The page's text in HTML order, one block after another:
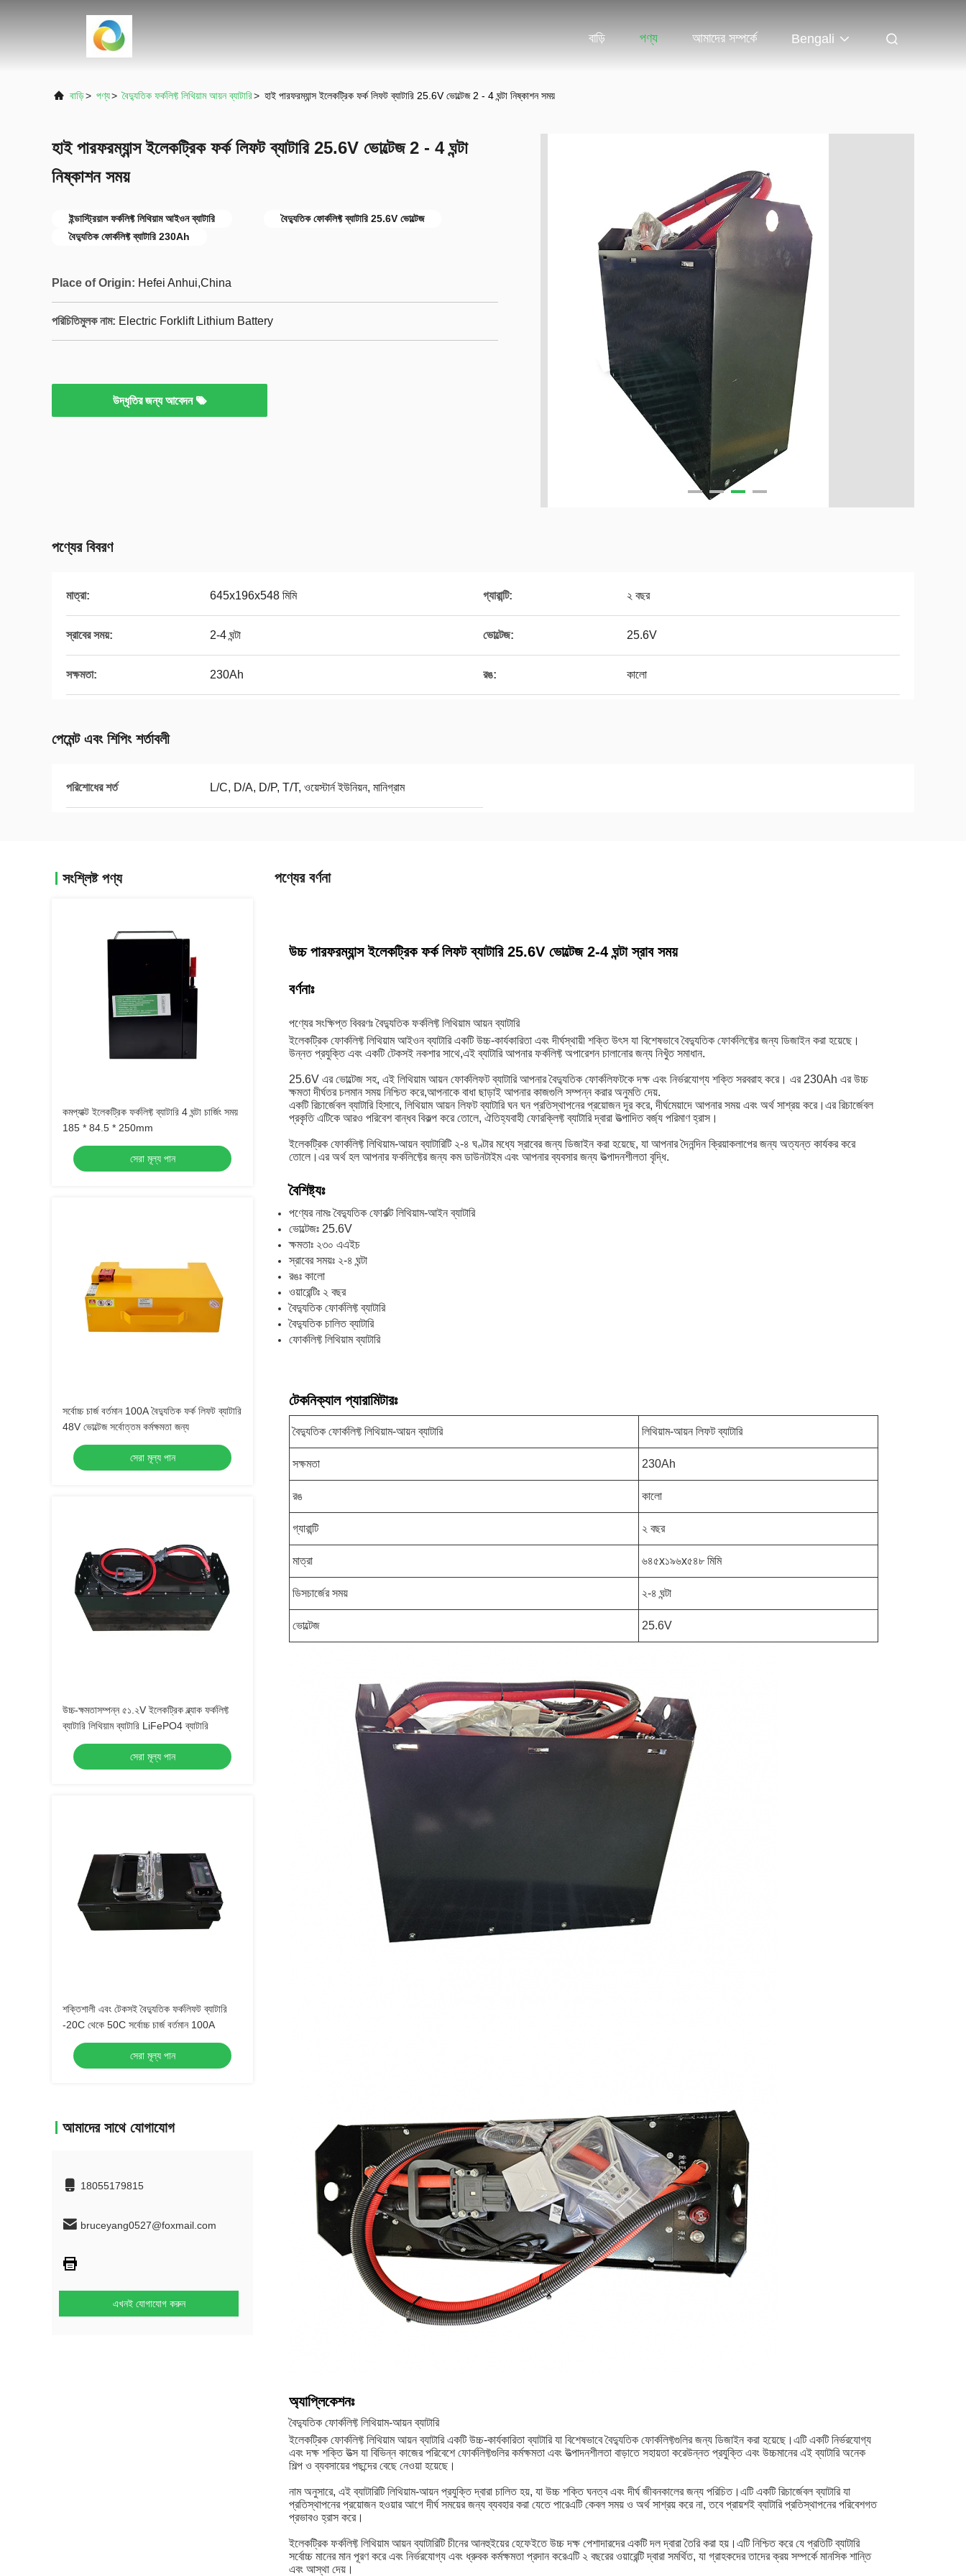
বাড়ি পণ্য আমাদের সম্পর্কে Bengali
বাড়ি> পণ্য> বৈদ্যুতিক ফর্কলিফ্ট লিথিয়াম আয়ন ব্যাটারি> হাই পারফরম্যান্স ইলেকট্রিক ফর্ক লিফট ব্যাটারি 25.6V ভোল্টেজ 2 - 4 ঘন্টা নিষ্কাশন সময়
হাই পারফরম্যান্স ইলেকট্রিক ফর্ক লিফট ব্যাটারি 25.6V ভোল্টেজ 2 - 4 ঘন্টা
নিষ্কাশন সময়
ইন্ডাস্ট্রিয়াল ফর্কলিফ্ট লিথিয়াম আইওন ব্যাটারি
বৈদ্যুতিক ফোর্কলিফ্ট ব্যাটারি 25.6V ভোল্টেজ
বৈদ্যুতিক ফোর্কলিফ্ট ব্যাটারি 230Ah
Place of Origin: Hefei Anhui,China
পরিচিতিমুলক নাম: Electric Forklift Lithium Battery
উদ্ধৃতির জন্য আবেদন
পণ্যের বিবরণ
মাত্রা: 645x196x548 মিমি গ্যারান্টি: ২ বছর
স্রাবের সময়: 2-4 ঘন্টা ভোল্টেজ: 25.6V
সক্ষমতা: 230Ah রঙ: কালো
পেমেন্ট এবং শিপিং শর্তাবলী
পরিশোধের শর্ত L/C, D/A, D/P, T/T, ওয়েস্টার্ন ইউনিয়ন, মানিগ্রাম
সংশ্লিষ্ট পণ্য
কমপ্যাক্ট ইলেকট্রিক ফর্কলিফ্ট ব্যাটারি 4 ঘন্টা চার্জিং সময়
185 * 84.5 * 250mm
সেরা মূল্য পান
সর্বোচ্চ চার্জ বর্তমান 100A বৈদ্যুতিক ফর্ক লিফট ব্যাটারি
48V ভোল্টেজ সর্বোত্তম কর্মক্ষমতা জন্য
সেরা মূল্য পান
উচ্চ-ক্ষমতাসম্পন্ন ৫১.২V ইলেকট্রিক ব্ল্যাক ফর্কলিফ্ট
ব্যাটারি লিথিয়াম ব্যাটারি LiFePO4 ব্যাটারি
সেরা মূল্য পান
শক্তিশালী এবং টেকসই বৈদ্যুতিক ফর্কলিফট ব্যাটারি
-20C থেকে 50C সর্বোচ্চ চার্জ বর্তমান 100A
সেরা মূল্য পান
আমাদের সাথে যোগাযোগ
18055179815
bruceyang0527@foxmail.com
এখনই যোগাযোগ করুন
পণ্যের বর্ণনা
উচ্চ পারফরম্যান্স ইলেকট্রিক ফর্ক লিফট ব্যাটারি 25.6V ভোল্টেজ 2-4 ঘন্টা স্রাব সময়
বর্ণনাঃ
পণ্যের সংক্ষিপ্ত বিবরণঃ বৈদ্যুতিক ফর্কলিফ্ট লিথিয়াম আয়ন ব্যাটারি
ইলেকট্রিক ফোর্কলিফ্ট লিথিয়াম আইওন ব্যাটারি একটি উচ্চ-কার্যকারিতা এবং দীর্ঘস্থায়ী শক্তি উৎস যা বিশেষভাবে বৈদ্যুতিক ফোর্কলিফ্টের জন্য ডিজাইন করা হয়েছে।
উন্নত প্রযুক্তি এবং একটি টেকসই নকশার সাথে,এই ব্যাটারি আপনার ফর্কলিফ্ট অপারেশন চালানোর জন্য নিখুঁত সমাধান.
25.6V এর ভোল্টেজ সহ, এই লিথিয়াম আয়ন ফোর্কলিফট ব্যাটারি আপনার বৈদ্যুতিক ফোর্কলিফটকে দক্ষ এবং নির্ভরযোগ্য শক্তি সরবরাহ করে। এর 230Ah এর উচ্চ
ক্ষমতা দীর্ঘতর চলমান সময় নিশ্চিত করে,আপনাকে বাধা ছাড়াই আপনার কাজগুলি সম্পন্ন করার অনুমতি দেয়.
একটি রিচার্জেবল ব্যাটারি হিসাবে, লিথিয়াম আয়ন লিফট ব্যাটারি ঘন ঘন প্রতিস্থাপনের প্রয়োজন দূর করে, দীর্ঘমেয়াদে আপনার সময় এবং অর্থ সাশ্রয় করে।এর রিচার্জেবল
প্রকৃতি এটিকে আরও পরিবেশ বান্ধব বিকল্প করে তোলে, ঐতিহ্যবাহী ফোরক্লিফ্ট ব্যাটারি দ্বারা উত্পাদিত বর্জ্য পরিমাণ হ্রাস।
ইলেকট্রিক ফোর্কলিফ্ট লিথিয়াম-আয়ন ব্যাটারিটি ২-৪ ঘণ্টার মধ্যে স্রাবের জন্য ডিজাইন করা হয়েছে, যা আপনার দৈনন্দিন ক্রিয়াকলাপের জন্য অত্যন্ত কার্যকর করে
তোলে।এর অর্থ হল আপনার ফর্কলিফ্টের জন্য কম ডাউনটাইম এবং আপনার ব্যবসার জন্য উত্পাদনশীলতা বৃদ্ধি.
বৈশিষ্ট্যঃ
পণ্যের নামঃ বৈদ্যুতিক ফোর্কল্ট লিথিয়াম-আইন ব্যাটারি
ভোল্টেজঃ 25.6V
ক্ষমতাঃ ২৩০ এএইচ
স্রাবের সময়ঃ ২-৪ ঘন্টা
রঙঃ কালো
ওয়ারেন্টিঃ ২ বছর
বৈদ্যুতিক ফোর্কলিফ্ট ব্যাটারি
বৈদ্যুতিক চালিত ব্যাটারি
ফোর্কলিফ্ট লিথিয়াম ব্যাটারি
টেকনিক্যাল প্যারামিটারঃ
বৈদ্যুতিক ফোর্কলিফ্ট লিথিয়াম-আয়ন ব্যাটারি লিথিয়াম-আয়ন লিফট ব্যাটারি
সক্ষমতা 230Ah
রঙ কালো
গ্যারান্টি ২ বছর
মাত্রা ৬৪৫x১৯৬x৫৪৮ মিমি
ডিসচার্জের সময় ২-৪ ঘন্টা
ভোল্টেজ 25.6V
অ্যাপ্লিকেশনঃ
বৈদ্যুতিক ফোর্কলিফ্ট লিথিয়াম-আয়ন ব্যাটারি
ইলেকট্রিক ফোর্কলিফ্ট লিথিয়াম আয়ন ব্যাটারি একটি উচ্চ-কার্যকারিতা ব্যাটারি যা বিশেষভাবে বৈদ্যুতিক ফোর্কলিফ্টগুলির জন্য ডিজাইন করা হয়েছে।এটি একটি নির্ভরযোগ্য
এবং দক্ষ শক্তি উত্স যা বিভিন্ন কাজের পরিবেশে ফোর্কলিফ্টগুলির কর্মক্ষমতা এবং উত্পাদনশীলতা বাড়াতে সহায়তা করেউন্নত প্রযুক্তি এবং উচ্চমানের এই ব্যাটারি অনেক
শিল্প ও ব্যবসায়ের পছন্দের বেছে নেওয়া হয়েছে।
নাম অনুসারে, এই ব্যাটারিটি লিথিয়াম-আয়ন প্রযুক্তি দ্বারা চালিত হয়, যা উচ্চ শক্তি ঘনত্ব এবং দীর্ঘ জীবনকালের জন্য পরিচিত।এটি একটি রিচার্জেবল ব্যাটারি যা
প্রতিস্থাপনের প্রয়োজন হওয়ার আগে দীর্ঘ সময়ের জন্য ব্যবহার করা যেতে পারেএটি কেবল সময় ও অর্থ সাশ্রয় করে না, তবে প্রায়শই ব্যাটারি প্রতিস্থাপনের পরিবেশগত
প্রভাবও হ্রাস করে।
ইলেকট্রিক ফর্কলিফ্ট লিথিয়াম আয়ন ব্যাটারিটি চীনের আনহুইয়ের হেফেইতে উচ্চ দক্ষ পেশাদারদের একটি দল দ্বারা তৈরি করা হয়।এটি নিশ্চিত করে যে প্রতিটি ব্যাটারি
সর্বোচ্চ মানের মান পূরণ করে এবং নির্ভরযোগ্য এবং ধ্রুবক কর্মক্ষমতা প্রদান করেএটি ২ বছরের ওয়ারেন্টি দ্বারা সমর্থিত, যা গ্রাহকদের তাদের ক্রয় সম্পর্কে মানসিক শান্তি
এবং আস্থা দেয়।